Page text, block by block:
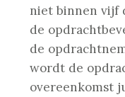
niet binnen vijf
de
de
wordt de
overeenkomst